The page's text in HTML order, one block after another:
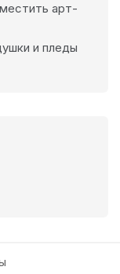
арт-
и пледы